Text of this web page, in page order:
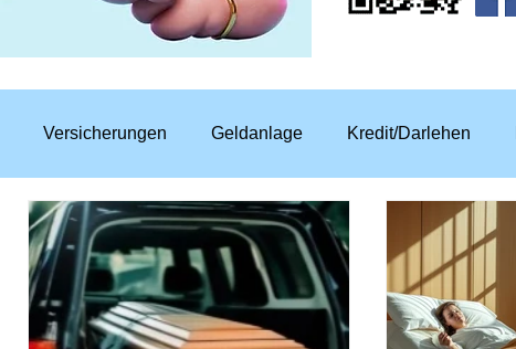
Versicherungen Geldanlage Kredit/Darlehen
Top Rechner Finanztipp